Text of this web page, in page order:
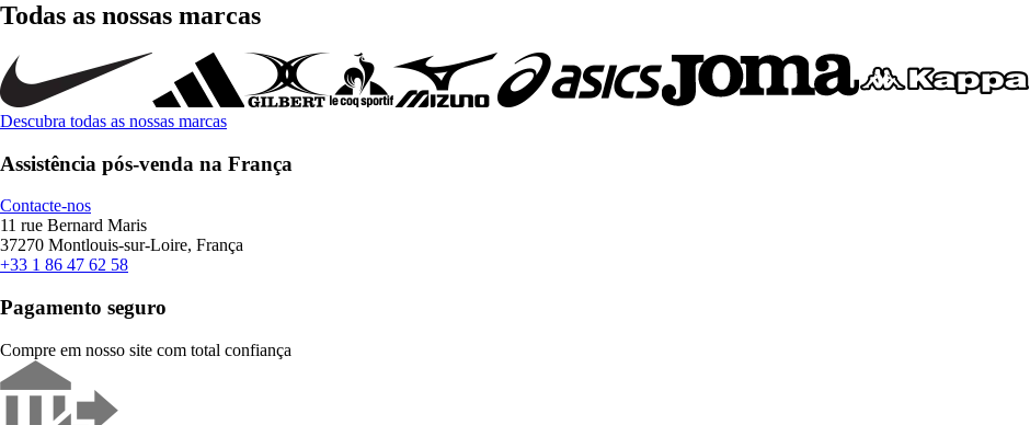
Todas as nossas marcas
Descubra todas as nossas marcas
Assistência pós-venda na França
Contacte-nos
11 rue Bernard Maris
37270 Montlouis-sur-Loire, França
+33 1 86 47 62 58
Pagamento seguro
Compre em nosso site com total confiança